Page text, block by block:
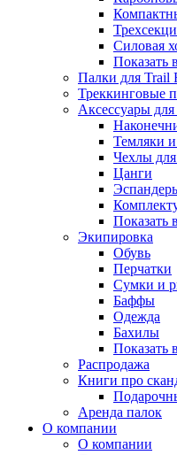
Силовая
Показать
Палки для Trail
Треккинговые
Аксессуары
Темляки
Чехлы
Цанги
Показать
Экипировка
Обувь
Перчатки
Сумки и
Баффы
Одежда
Бахилы
Показать
Распродажа
Книги про
Аренда палок
О компании
О компании